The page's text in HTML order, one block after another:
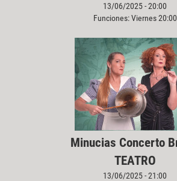
13/06/2025 - 20:00
Funciones: Viernes 20:00
Minucias Concerto
TEATRO
13/06/2025 - 21:00